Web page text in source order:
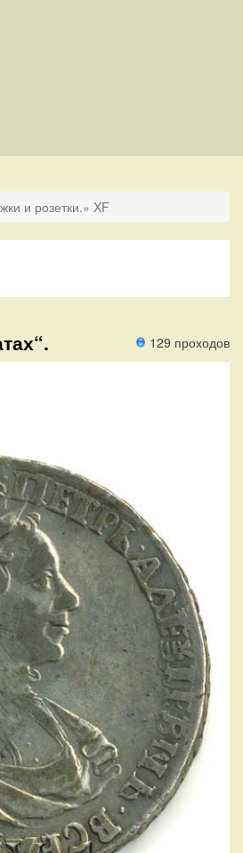
и розетки.» XF
129 проходов